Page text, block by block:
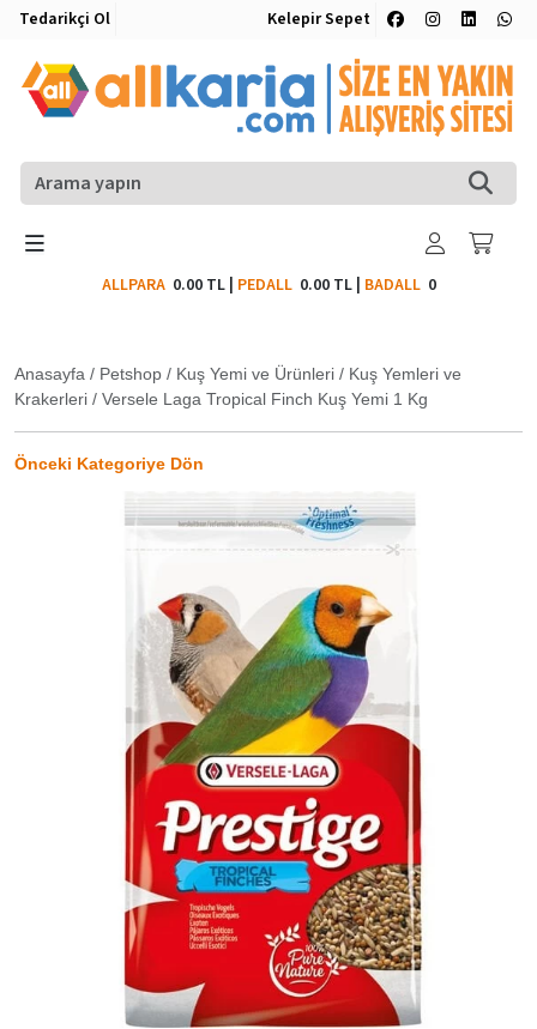
Tedarikçi Ol Kelepir Sepet
ALLPARA 0.00 TL| PEDALL 0.00 TL| BADALL0
Anasayfa / Petshop / Kuş Yemi ve Ürünleri / Kuş Yemleri ve
Krakerleri / Versele Laga Tropical Finch Kuş Yemi 1 Kg
Önceki Kategoriye Dön